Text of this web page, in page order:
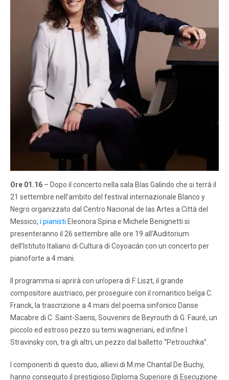
Ore 01.16 – Dopo il concerto nella sala Blas Galindo che si terrà il
21 settembre nell’ambito del festival internazionale Blanco y
Negro organizzato dal Centro Nacional de las Artes a Città del
Messico, i pianisti Eleonora Spina e Michele Benignetti si
presenteranno il 26 settembre alle ore 19 all’Auditorium
dell’Istituto Italiano di Cultura di Coyoacán con un concerto per
pianoforte a 4 mani.
Il programma si aprirà con un’opera di F. Liszt, il grande
compositore austriaco, per proseguire con il romantico belga C.
Franck, la trascrizione a 4 mani del poema sinfonico Danse
Macabre di C. Saint-Saens, Souvenirs de Beyrouth di G. Fauré, un
piccolo ed estroso pezzo su temi wagneriani, ed infine I.
Stravinsky con, tra gli altri, un pezzo dal balletto “Petrouchka”.
I componenti di questo duo, allievi di M.me Chantal De Buchy,
hanno conseguito il prestigioso Diploma Superiore di Esecuzione